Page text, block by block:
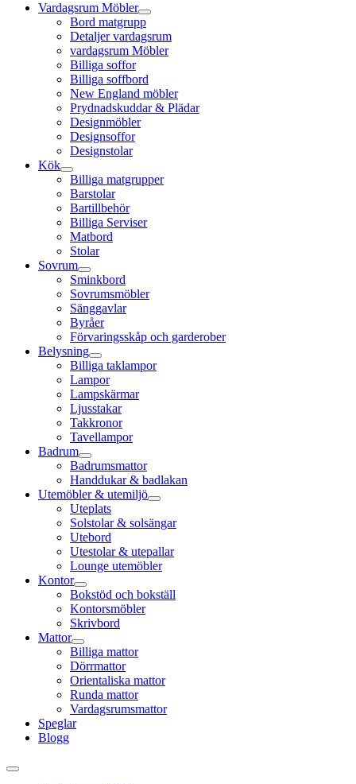
Vardagsrum Möbler
Bord matgrupp
Detaljer vardagsrum
vardagsrum Möbler
Billiga soffor
Billiga soffbord
New England möbler
Prydnadskuddar & Plädar
Designmöbler
Designsoffor
Designstolar
Kök
Billiga matgrupper
Barstolar
Bartillbehör
Billiga Serviser
Matbord
Stolar
Sovrum
Sminkbord
Sovrumsmöbler
Sänggavlar
Byråer
Förvaringsskåp och garderober
Belysning
Billiga taklampor
Lampor
Lampskärmar
Ljusstakar
Takkronor
Tavellampor
Badrum
Badrumsmattor
Handdukar & badlakan
Utemöbler & utemiljö
Uteplats
Solstolar & solsängar
Utebord
Utestolar & utepallar
Lounge utemöbler
Kontor
Bokstöd och bokställ
Kontorsmöbler
Skrivbord
Mattor
Billiga mattor
Dörrmattor
Orientaliska mattor
Runda mattor
Vardagsrumsmattor
Speglar
Blogg